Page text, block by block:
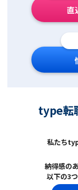
直
type転
私たち
納得感の
以下の3